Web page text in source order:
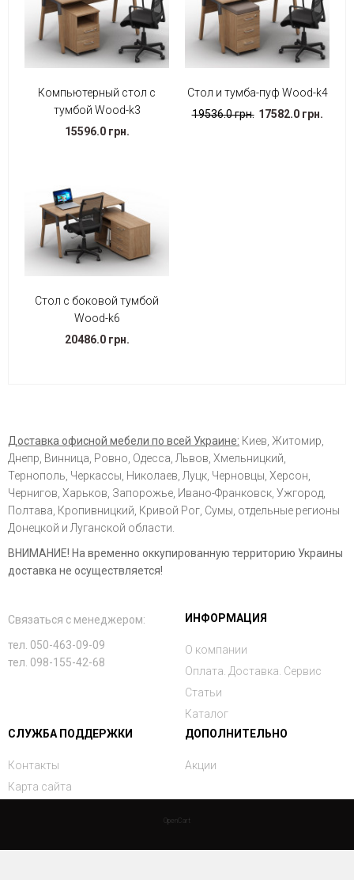
Компьютерный стол с
тумбой Wood-k3
15596.0 грн.
Стол и тумба-пуф Wood-k4
19536.0 грн. 17582.0 грн.
Стол с боковой тумбой
Wood-k6
20486.0 грн.
Доставка офисной мебели по всей Украине: Киев, Житомир,
Днепр, Винница, Ровно, Одесса, Львов, Хмельницкий,
Тернополь, Черкассы, Николаев, Луцк, Черновцы, Херсон,
Чернигов, Харьков, Запорожье, Ивано-Франковск, Ужгород,
Полтава, Кропивницкий, Кривой Рог, Сумы, отдельные регионы
Донецкой и Луганской области.
ВНИМАНИЕ! На временно оккупированную территорию Украины
доставка не осуществляется!
Связаться с менеджером:
тел. 050-463-09-09
тел. 098-155-42-68
ИНФОРМАЦИЯ
О компании
Оплата. Доставка. Сервис
Статьи
Каталог
СЛУЖБА ПОДДЕРЖКИ
Контакты
Карта сайта
ДОПОЛНИТЕЛЬНО
Акции
OpenCart